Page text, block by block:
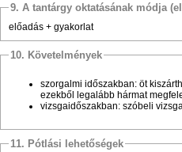
9. A tantárgy oktatásának módja
előadás + gyakorlat
10. Követelmények
szorgalmi időszakban: öt
ezekből legalább hármat
vizsgaidőszakban: szóbeli
11. Pótlási lehetőségek